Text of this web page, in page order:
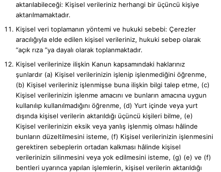
aktarılabileceği: Kişisel verileriniz herhangi bir üçüncü kişiye
aktarılmamaktadır.
Kişisel veri toplamanın yöntemi ve hukuki sebebi: Çerezler
aracılığıyla elde edilen kişisel verileriniz, hukuki sebep olarak
“açık rıza ”ya dayalı olarak toplanmaktadır.
Kişisel verilerinize ilişkin Kanun kapsamındaki haklarınız
şunlardır (a) Kişisel verilerinizin işlenip işlenmediğini öğrenme,
(b) Kişisel verileriniz işlenmişse buna ilişkin bilgi talep etme, (c)
Kişisel verilerinizin işlenme amacını ve bunların amacına uygun
kullanılıp kullanılmadığını öğrenme, (d) Yurt içinde veya yurt
dışında kişisel verilerin aktarıldığı üçüncü kişileri bilme, (e)
Kişisel verilerinizin eksik veya yanlış işlenmiş olması hâlinde
bunların düzeltilmesini isteme, (f) Kişisel verilerinizin işlenmesini
gerektiren sebeplerin ortadan kalkması hâlinde kişisel
verilerinizin silinmesini veya yok edilmesini isteme, (g) (e) ve (f)
bentleri uyarınca yapılan işlemlerin, kişisel verilerin aktarıldığı